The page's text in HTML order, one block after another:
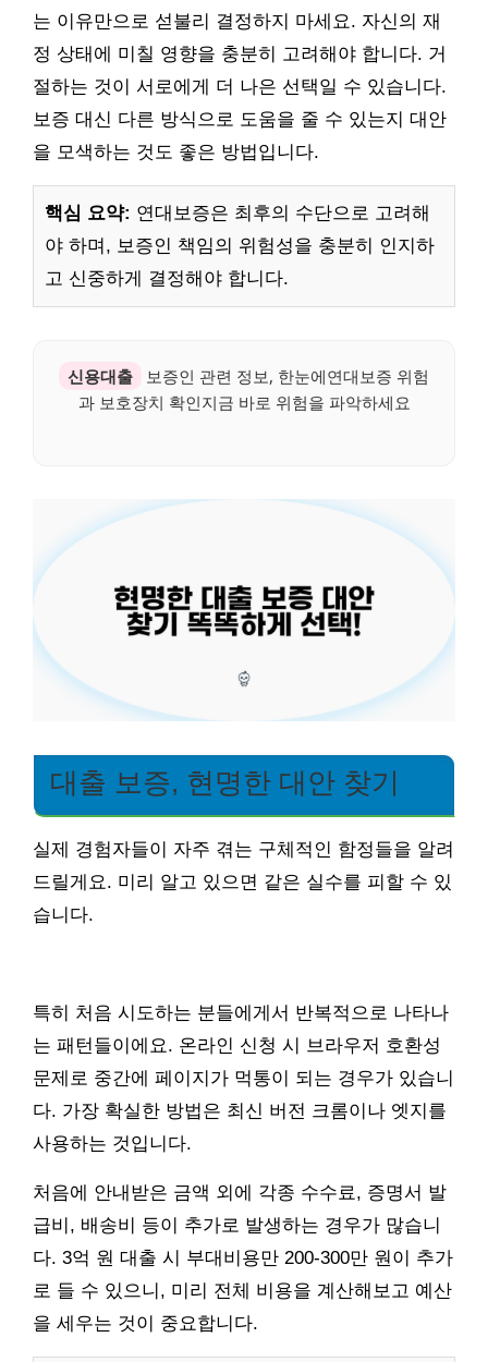
는 이유만으로 섣불리 결정하지 마세요. 자신의 재
정 상태에 미칠 영향을 충분히 고려해야 합니다. 거
절하는 것이 서로에게 더 나은 선택일 수 있습니다.
보증 대신 다른 방식으로 도움을 줄 수 있는지 대안
을 모색하는 것도 좋은 방법입니다.
핵심 요약: 연대보증은 최후의 수단으로 고려해
야 하며, 보증인 책임의 위험성을 충분히 인지하
고 신중하게 결정해야 합니다.
신용대출
보증인 관련 정보, 한눈에연대보증 위험
과 보호장치 확인지금 바로 위험을 파악하세요
대출 보증, 현명한 대안 찾기
실제 경험자들이 자주 겪는 구체적인 함정들을 알려
드릴게요. 미리 알고 있으면 같은 실수를 피할 수 있
습니다.
특히 처음 시도하는 분들에게서 반복적으로 나타나
는 패턴들이에요. 온라인 신청 시 브라우저 호환성
문제로 중간에 페이지가 먹통이 되는 경우가 있습니
다. 가장 확실한 방법은 최신 버전 크롬이나 엣지를
사용하는 것입니다.
처음에 안내받은 금액 외에 각종 수수료, 증명서 발
급비, 배송비 등이 추가로 발생하는 경우가 많습니
다. 3억 원 대출 시 부대비용만 200-300만 원이 추가
로 들 수 있으니, 미리 전체 비용을 계산해보고 예산
을 세우는 것이 중요합니다.